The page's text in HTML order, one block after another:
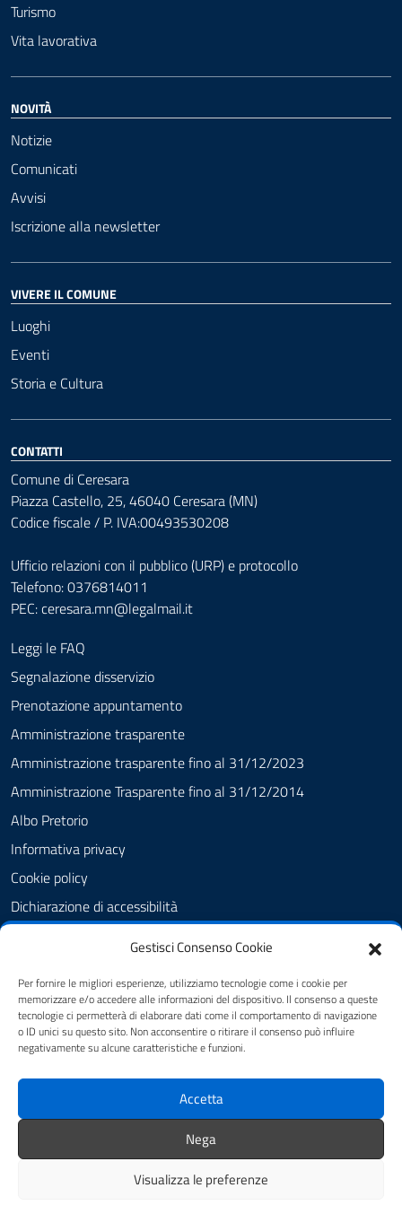
Gestisci Consenso Cookie
Per fornire le migliori esperienze, utilizziamo tecnologie come i cookie per
memorizzare e/o accedere alle informazioni del dispositivo. Il consenso a queste
tecnologie ci permetterà di elaborare dati come il comportamento di navigazione
o ID unici su questo sito. Non acconsentire o ritirare il consenso può influire
negativamente su alcune caratteristiche e funzioni.
Accetta
Nega
Visualizza le preferenze
Turismo
Vita lavorativa
NOVITÀ
Notizie
Comunicati
Avvisi
Iscrizione alla newsletter
VIVERE IL COMUNE
Luoghi
Eventi
Storia e Cultura
CONTATTI
Comune di Ceresara
Piazza Castello, 25, 46040 Ceresara (MN)
Codice fiscale / P. IVA:00493530208
Ufficio relazioni con il pubblico (URP) e protocollo
Telefono: 0376814011
PEC:ceresara.mn@legalmail.it
Leggi le FAQ
Segnalazione disservizio
Prenotazione appuntamento
Amministrazione trasparente
Amministrazione trasparente fino al 31/12/2023
Amministrazione Trasparente fino al 31/12/2014
Albo Pretorio
Informativa privacy
Cookie policy
Dichiarazione di accessibilità
Feedback Accessibilità
Piano di Miglioramento dei servizi
SEGUICI SU
Facebook Istagram